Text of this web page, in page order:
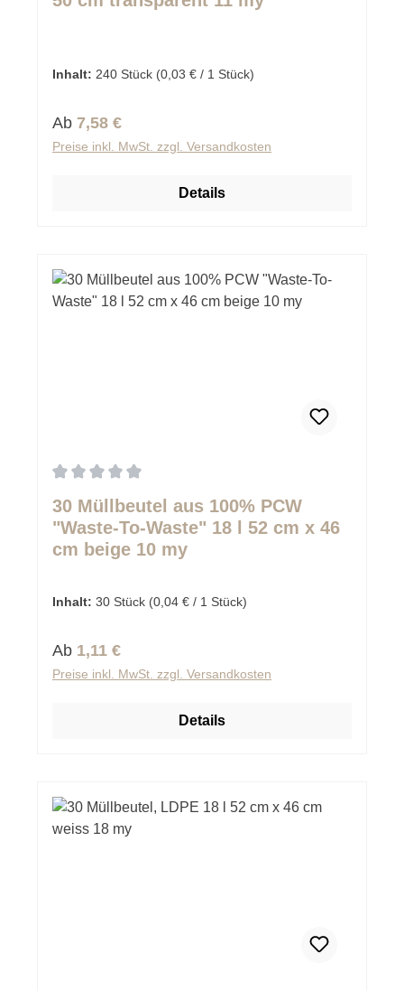
Inhalt: 240 Stück (0,03 € / 1 Stück)
Regulärer Preis:
Ab 7,58 €
Preise inkl. MwSt. zzgl. Versandkosten
Details
30 Müllbeutel aus 100% PCW
"Waste-To-Waste" 18 l 52 cm x 46
cm beige 10 my
Inhalt: 30 Stück (0,04 € / 1 Stück)
Regulärer Preis:
Ab 1,11 €
Preise inkl. MwSt. zzgl. Versandkosten
Details